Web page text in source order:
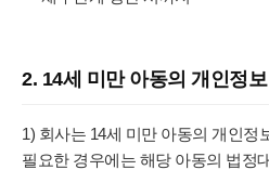
2. 14세 미만 아동의 개인정
1) 회사는 14세 미만 아동의 개인정
필요한 경우에는 해당 아동의 법정